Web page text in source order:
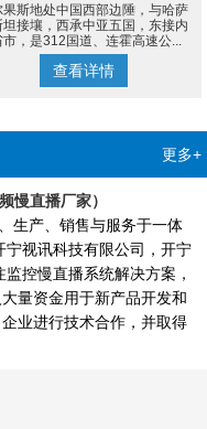
果斯地处中国西部边陲，与哈萨
坦接壤，西承中亚五国，东接内
市，是312国道、连霍高速公...
查看详情
更多+
慢直播厂家）
生产、销售与服务于一体
视讯科技有限公司，开宁
控慢直播系统解决方案，
量资金用于新产品开发和
业进行技术合作，并取得